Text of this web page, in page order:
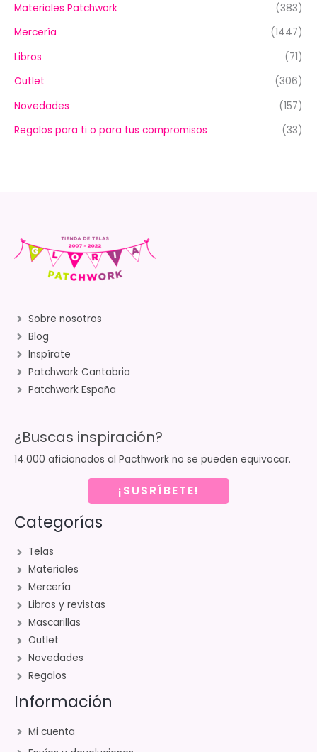
Materiales Patchwork
(383)
Mercería
(1447)
Libros
(71)
Outlet
(306)
Novedades
(157)
Regalos para ti o para tus compromisos
(33)
Sobre nosotros
Blog
Inspírate
Patchwork Cantabria
Patchwork España
¿Buscas inspiración?
14.000 aficionados al Pacthwork no se pueden equivocar.
¡SUSRÍBETE!
Categorías
Telas
Materiales
Mercería
Libros y revistas
Mascarillas
Outlet
Novedades
Regalos
Información
Mi cuenta